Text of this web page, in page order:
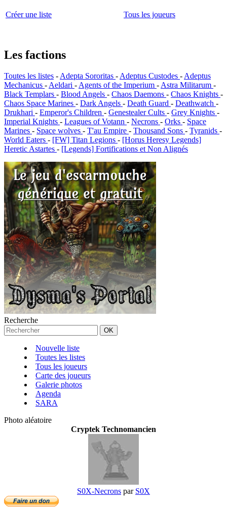
Créer une liste Tous les joueurs
Les factions
Toutes les listes -Adepta Sororitas -Adeptus Custodes -Adeptus
Mechanicus -Aeldari -Agents of the Imperium -Astra Militarum -
Black Templars - Blood Angels - Chaos Daemons - Chaos Knights -
Chaos Space Marines - Dark Angels - Death Guard - Deathwatch -
Drukhari - Emperor's Children - Genestealer Cults - Grey Knights -
Imperial Knights - Leagues of Votann - Necrons - Orks - Space
Marines - Space wolves - T'au Empire - Thousand Sons - Tyranids -
World Eaters - [FW] Titan Legions - [Horus Heresy Legends]
Heretic Astartes - [Legends] Fortifications et Non Alignés
Recherche
Nouvelle liste
Toutes les listes
Tous les joueurs
Carte des joueurs
Galerie photos
Agenda
SARA
Photo aléatoire
Cryptek Technomancien
S0X-Necrons par S0X